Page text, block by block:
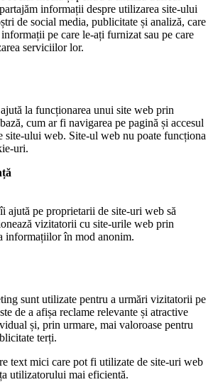
informații despre utilizarea site-ului
de social media, publicitate și analiză, care
pe care le-ați furnizat sau pe care
serviciilor lor.
la funcționarea unui site web prin
cum ar fi navigarea pe pagină și accesul
site-ului web. Site-ul web nu poate funcționa
uri.
ajută pe proprietarii de site-uri web să
vizitatorii cu site-urile web prin
informațiilor în mod anonim.
sunt utilizate pentru a urmări vizitatorii pe
de a afișa reclame relevante și atractive
și, prin urmare, mai valoroase pentru
terți.
text mici care pot fi utilizate de site-uri web
utilizatorului mai eficientă.